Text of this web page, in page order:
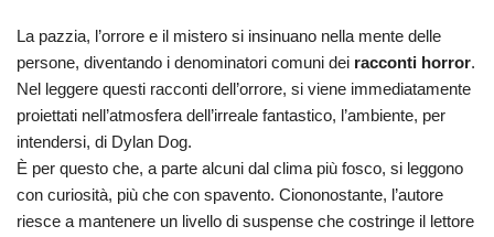
La pazzia, l’orrore e il mistero si insinuano nella mente delle
persone, diventando i denominatori comuni dei racconti horror.
Nel leggere questi racconti dell’orrore, si viene immediatamente
proiettati nell’atmosfera dell’irreale fantastico, l’ambiente, per
intendersi, di Dylan Dog.
È per questo che, a parte alcuni dal clima più fosco, si leggono
con curiosità, più che con spavento. Ciononostante, l’autore
riesce a mantenere un livello di suspense che costringe il lettore